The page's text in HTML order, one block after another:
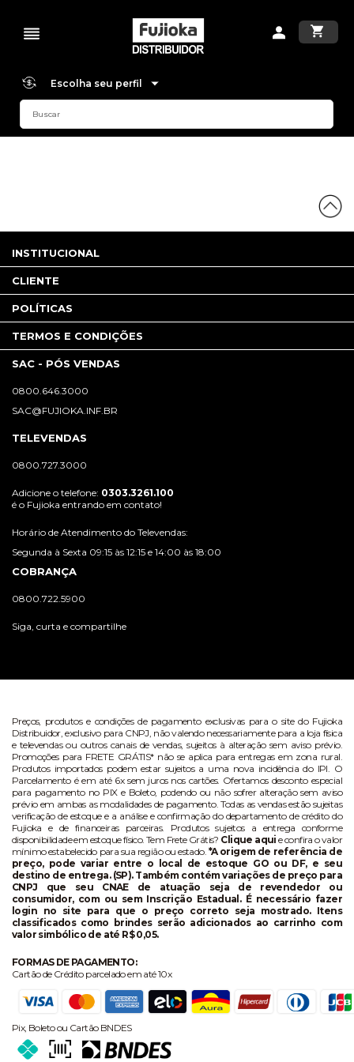
Escolha seu perfil
INSTITUCIONAL
CLIENTE
POLÍTICAS
TERMOS E CONDIÇÕES
SAC - PÓS VENDAS
0800.646.3000
SAC@FUJIOKA.INF.BR
TELEVENDAS
0800.727.3000
Adicione o telefone: 0303.3261.100
é o Fujioka entrando em contato!
Horário de Atendimento do Televendas:
Segunda à Sexta 09:15 às 12:15 e 14:00 às 18:00
COBRANÇA
0800.722.5900
Siga, curta e compartilhe
Preços, produtos e condições de pagamento exclusivas para o site do Fujioka
Distribuidor, exclusivo para CNPJ, não valendo necessariamente para a loja física
e televendas ou outros canais de vendas, sujeitos à alteração sem aviso prévio.
Promoções para FRETE GRÁTIS* não se aplica para entregas em zona rural.
Produtos importados podem estar sujeitos a uma nova incidência do IPI. O
Parcelamento é em até 6x sem juros nos cartões. Ofertamos desconto especial
para pagamento no PIX e Boleto, podendo ou não sofrer alteração sem aviso
prévio em ambas as modalidades de pagamento. Todas as vendas estão sujeitas
verificação de estoque e a análise e confirmação do departamento de crédito do
Fujioka e de financeiras parceiras. Produtos sujeitos a entrega conforme
disponibilidade em estoque físico. Tem Frete Grátis? Clique aqui e confira o valor
mínimo estabelecido para sua região ou estado. *A origem de referência de
preço, pode variar entre o local de estoque GO ou DF, e seu
destino de entrega. (SP). Também contém variações de preço para
CNPJ que seu CNAE de atuação seja de revendedor ou
consumidor, com ou sem Inscrição Estadual. É necessário fazer
login no site para que o preço correto seja mostrado. Itens
classificados como brindes serão adicionados ao carrinho com
valor simbólico de até R$ 0,05.
FORMAS DE PAGAMENTO:
Cartão de Crédito parcelado em até 10x
Pix, Boleto ou Cartão BNDES